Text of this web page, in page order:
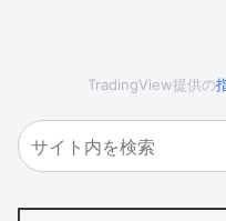
TradingView提供の